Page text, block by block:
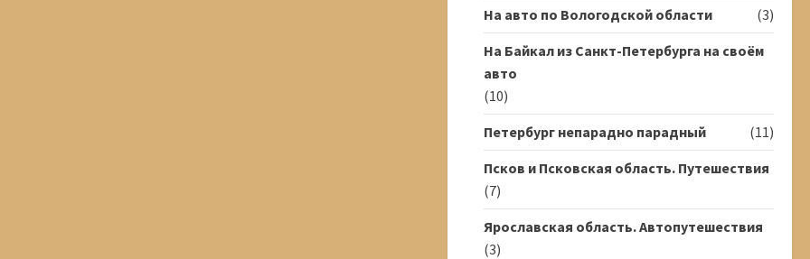
На авто по Вологодской области
(3)
На Байкал из Санкт-Петербурга на своём
авто
(10)
Петербург непарадно парадный
(11)
Псков и Псковская область. Путешествия
(7)
Ярославская область. Автопутешествия
(3)